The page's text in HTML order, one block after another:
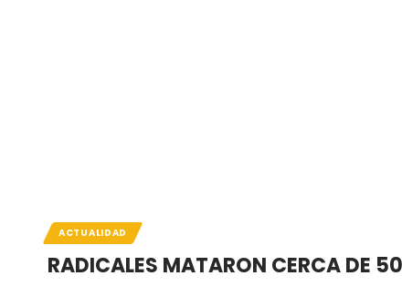
ACTUALIDAD
RADICALES MATARON CERCA DE